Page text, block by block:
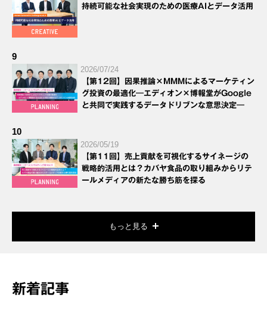
持続可能な社会実現のための医療AIとデータ活用
9
2026/07/24
【第12回】因果推論×MMMによるマーケティン
グ投資の最適化―エディオン×博報堂がGoogle
と共同で実践するデータドリブンな意思決定―
10
2026/05/19
【第11回】売上貢献を可視化するサイネージの
戦略的活用とは？カバヤ食品の取り組みからリテ
ールメディアの新たな勝ち筋を探る
もっと見る
新着記事